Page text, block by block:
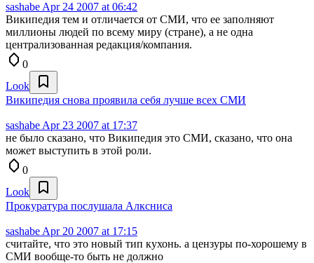
sashabe Apr 24 2007 at 06:42
Википедия тем и отличается от СМИ, что ее заполняют
миллионы людей по всему миру (стране), а не одна
централизованная редакция/компания.
0
Look
Википедия снова проявила себя лучше всех СМИ
sashabe Apr 23 2007 at 17:37
не было сказано, что Википедия это СМИ, сказано, что она
может выступить в этой роли.
0
Look
Прокуратура послушала Алксниса
sashabe Apr 20 2007 at 17:15
считайте, что это новый тип кухонь. а цензуры по-хорошему в
СМИ вообще-то быть не должно